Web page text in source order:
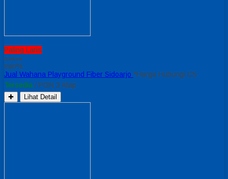
Paling Laris
Diskon
nan%
Jual Wahana Playground Fiber Sidoarjo *Harga Hubungi CS
Tersedia / PGN 3 Atap
✚ Lihat Detail